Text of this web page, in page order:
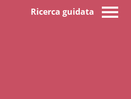
Ricerca guidata